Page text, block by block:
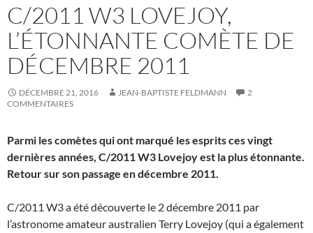
C/2011 W3 LOVEJOY,
L’ÉTONNANTE COMÈTE DE
DÉCEMBRE 2011
DÉCEMBRE 21, 2016 JEAN-BAPTISTE FELDMANN
2
COMMENTAIRES
Parmi les comètes qui ont marqué les esprits ces vingt
dernières années, C/2011 W3 Lovejoy est la plus étonnante.
Retour sur son passage en décembre 2011.
C/2011 W3 a été découverte le 2 décembre 2011 par
l’astronome amateur australien Terry Lovejoy (qui a également